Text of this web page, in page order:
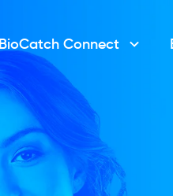
BioCatch Connect